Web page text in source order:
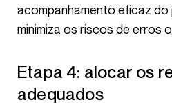
acompanhamento eficaz do
minimiza os riscos de erros
Etapa 4: alocar os recursos
adequados